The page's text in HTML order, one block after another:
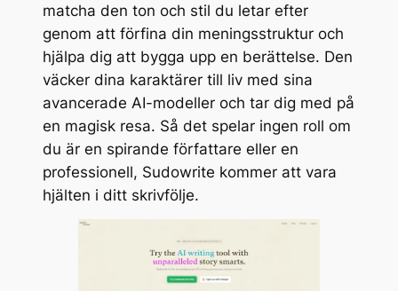
matcha den ton och stil du letar efter
genom att förfina din meningsstruktur och
hjälpa dig att bygga upp en berättelse. Den
väcker dina karaktärer till liv med sina
avancerade AI-modeller och tar dig med på
en magisk resa. Så det spelar ingen roll om
du är en spirande författare eller en
professionell, Sudowrite kommer att vara
hjälten i ditt skrivfölje.